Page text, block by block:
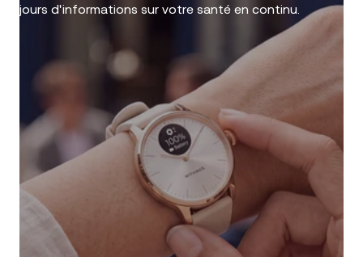
jours d'informations sur votre santé en continu.